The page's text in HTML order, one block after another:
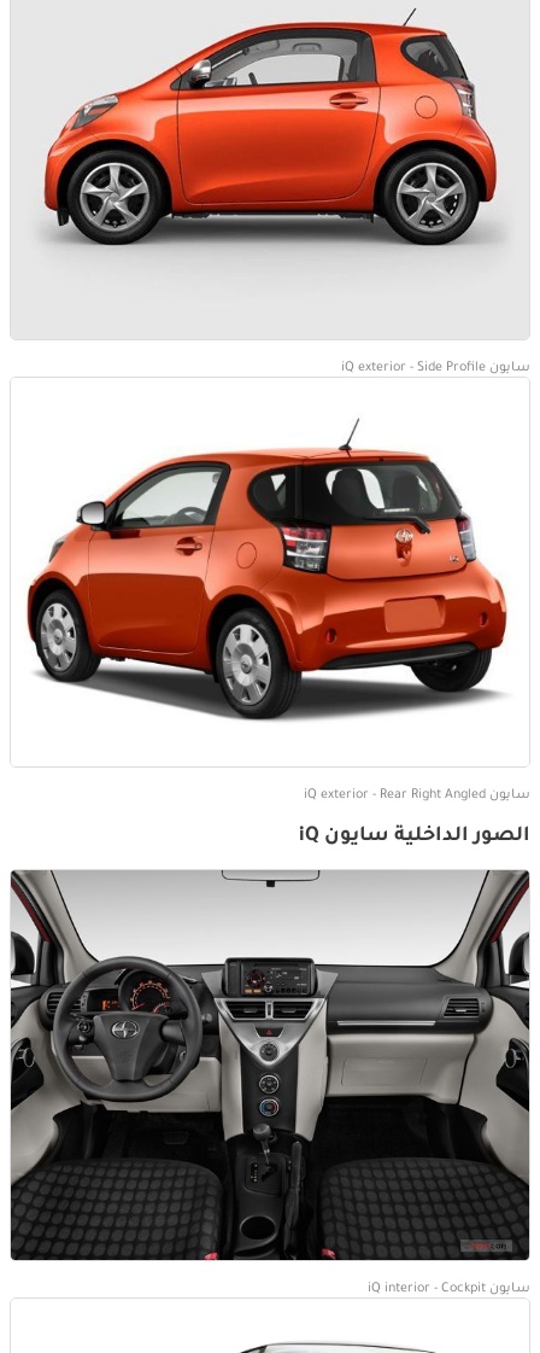
سايون iQ exterior - Side Profile
سايون iQ exterior - Rear Right Angled
الصور الداخلية سايون iQ
سايون iQ interior - Cockpit